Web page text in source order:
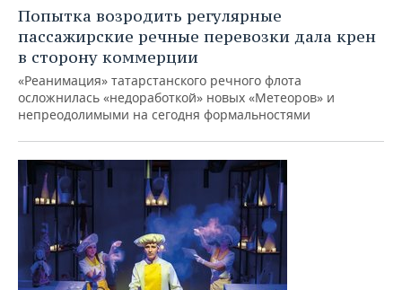
Попытка возродить регулярные
пассажирские речные перевозки дала крен
в сторону коммерции
«Реанимация» татарстанского речного флота
осложнилась «недоработкой» новых «Метеоров» и
непреодолимыми на сегодня формальностями